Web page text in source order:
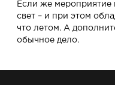
Если же мероприятие
свет – и при этом
что летом. А
обычное дело.